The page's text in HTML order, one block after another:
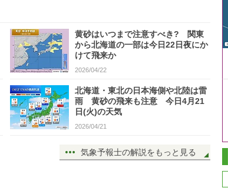
黄砂はいつまで注意すべき? 関東
から北海道の一部は今日22日夜にか
けて飛来か
2026/04/22
北海道・東北の日本海側や北陸は雷
雨 黄砂の飛来も注意 今日4月21
日(火)の天気
2026/04/21
気象予報士の解説をもっと見る